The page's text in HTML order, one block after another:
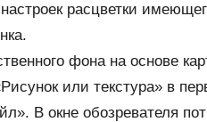
расцветки
фона на основе
или текстура» в
В окне обозревателя